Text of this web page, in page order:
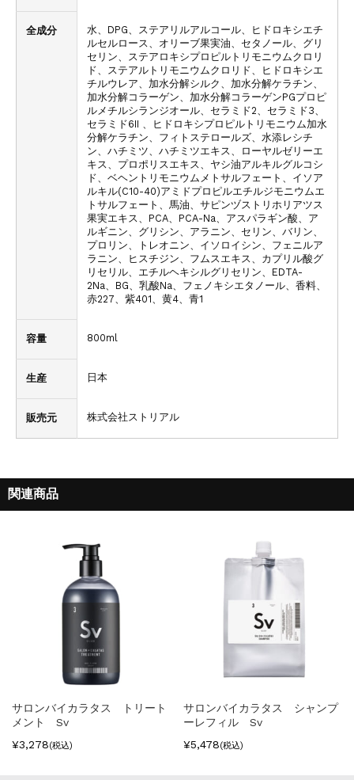
全成分
水、DPG、ステアリルアルコール、ヒドロキシエチ
ルセルロース、オリーブ果実油、セタノール、グリ
セリン、ステアロキシプロピルトリモニウムクロリ
ド、ステアルトリモニウムクロリド、ヒドロキシエ
チルウレア、加水分解シルク、加水分解ケラチン、
加水分解コラーゲン、加水分解コラーゲンPGプロピ
ルメチルシランジオール、セラミド2、セラミド3、
セラミド6II 、ヒドロキシプロピルトリモニウム加水
分解ケラチン、フィトステロールズ、水添レシチ
ン、ハチミツ、ハチミツエキス、ローヤルゼリーエ
キス、プロポリスエキス、ヤシ油アルキルグルコシ
ド、ベヘントリモニウムメトサルフェート、イソア
ルキル(C10-40)アミドプロピルエチルジモニウムエ
トサルフェート、馬油、サピンヅストリホリアツス
果実エキス、PCA、PCA-Na、アスパラギン酸、ア
ルギニン、グリシン、アラニン、セリン、バリン、
プロリン、トレオニン、イソロイシン、フェニルア
ラニン、ヒスチジン、フムスエキス、カプリル酸グ
リセリル、エチルヘキシルグリセリン、EDTA-
2Na、BG、乳酸Na、フェノキシエタノール、香料、
赤227、紫401、黄4、青1
容量 800ml
生産 日本
販売元 株式会社ストリアル
関連商品
サロンバイカラタス トリート
メント Sv
¥3,278(税込)
サロンバイカラタス シャンプ
ーレフィル Sv
¥5,478(税込)